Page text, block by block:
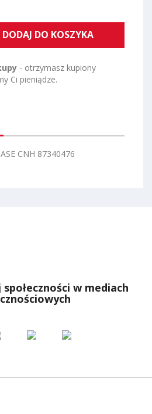
DODAJ DO KOSZYKA
- otrzymasz kupiony
Ci pieniądze.
CNH 87340476
społeczności w mediach